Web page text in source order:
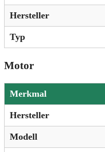
Hersteller
Typ
Motor
Merkmal
Hersteller
Modell